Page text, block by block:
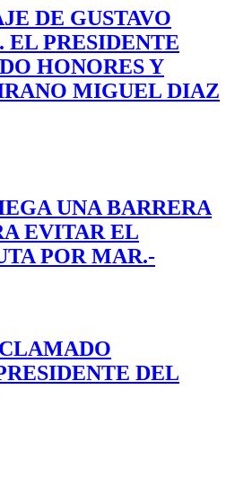
DE GUSTAVO
EL PRESIDENTE
HONORES Y
MIGUEL DIAZ
UNA BARRERA
EVITAR EL
POR MAR.-
DEL